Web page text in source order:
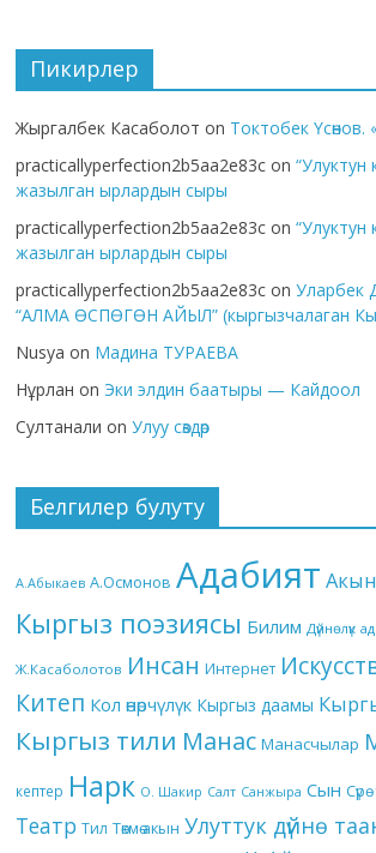
Пикирлер
Жыргалбек Касаболот on Токтобек
practicallyperfection2b5aa2e83c on“Улуктун
жазылган ырлардын сыры
practicallyperfection2b5aa2e83c on“Улуктун
жазылган ырлардын сыры
practicallyperfection2b5aa2e83c onУларбек
“АЛМА ӨСПӨГӨН АЙЫЛ” (кыргызчалаган
Nusya on Мадина ТУРАЕВА
Нұрлан on Эки элдин баатыры — Кайдоол
Султанали onУлуу сөздөр
Белгилер булуту
А.Абыкаев А.Осмонов Адабият Акын
Кыргыз поэзиясы Билим Дүйнөлүк
Ж.Касаболотов Инсан Интернет
Китеп Кол өнөрчүлүк Кыргыз даамы
Кыргыз тили Манас Манасчылар
кептер Нарк О. Шакир Салт Санжыра Сын
Театр Тил Төкмө акын Улуттук дүйнө